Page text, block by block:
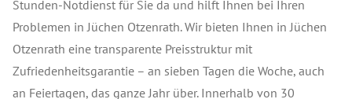
Stunden-Notdienst für Sie da und hilft Ihnen bei Ihren
Problemen in Jüchen Otzenrath. Wir bieten Ihnen in Jüchen
Otzenrath eine transparente Preisstruktur mit
Zufriedenheitsgarantie – an sieben Tagen die Woche, auch
an Feiertagen, das ganze Jahr über. Innerhalb von 30